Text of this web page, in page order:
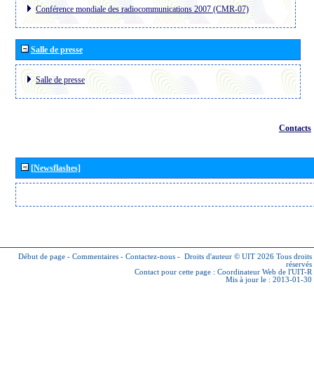
Conférence mondiale des radiocommunications 2007 (CMR-07)
Salle de presse
Salle de presse
Contacts
[Newsflashes]
Début de page - Commentaires - Contactez-nous - Droits d'auteur © UIT 2026 Tous droits
réservés
Contact pour cette page : Coordinateur Web de l'UIT-R
Mis à jour le : 2013-01-30